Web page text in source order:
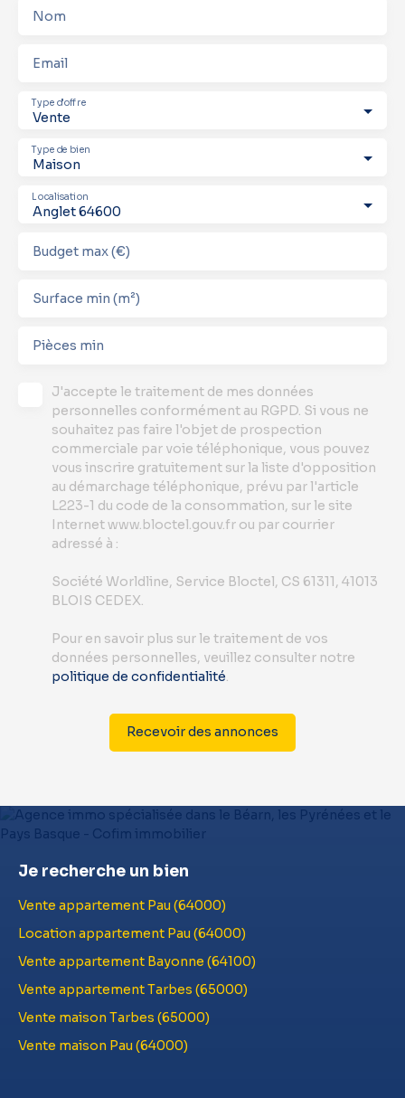
Nom
Email
Vente
Type d'offre
Maison
Type de bien
Anglet 64600
Localisation
Budget max (€)
Surface min (m²)
Pièces min
J'accepte le traitement de mes données
personnelles conformément au RGPD. Si vous ne
souhaitez pas faire l'objet de prospection
commerciale par voie téléphonique, vous pouvez
vous inscrire gratuitement sur la liste d'opposition
au démarchage téléphonique, prévu par l'article
L223-1 du code de la consommation, sur le site
Internet www.bloctel.gouv.fr ou par courrier
adressé à :
Société Worldline, Service Bloctel, CS 61311, 41013
BLOIS CEDEX.
Pour en savoir plus sur le traitement de vos
données personnelles, veuillez consulter notre
politique de confidentialité.
Recevoir des annonces
Je recherche un bien
Vente appartement Pau (64000)
Location appartement Pau (64000)
Vente appartement Bayonne (64100)
Vente appartement Tarbes (65000)
Vente maison Tarbes (65000)
Vente maison Pau (64000)